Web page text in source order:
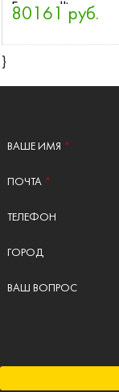
Fumagalli
80161 руб.
}
ВАШЕ ИМЯ *
ПОЧТА *
ТЕЛЕФОН
ГОРОД
ВАШ ВОПРОС